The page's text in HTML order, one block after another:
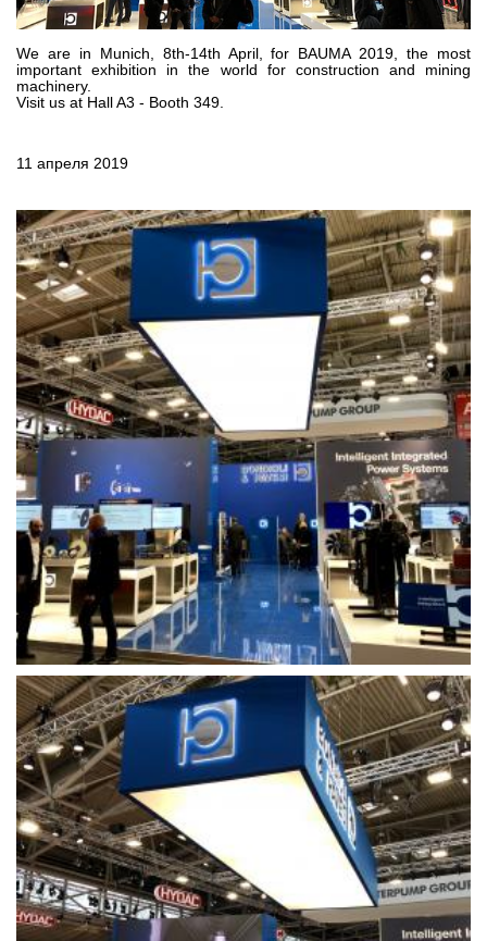
Аксиально поршневые насосы и моторы
Motori elettrici brushless - Serie MS
Радіально-поршневі двигуни
Двигатели с Планетарным редуктором для Bondioli &
Интегрированные гидравлические блоки
Распределители
Картридж клапаны
Клапаны гидравлических линий
Элементы сервоконтроля
Электронные компоненты системы управления
Теплообмен
Системы Fan Drive
Теплообменники
We are in Munich, 8th-14th April, for BAUMA 2019, the most
important exhibition in the world for construction and mining
machinery.
Visit us at Hall A3 - Booth 349.
11 апреля 2019